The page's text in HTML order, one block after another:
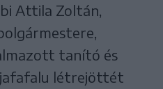
Attila Zoltán,
tanító és
létrejöttét